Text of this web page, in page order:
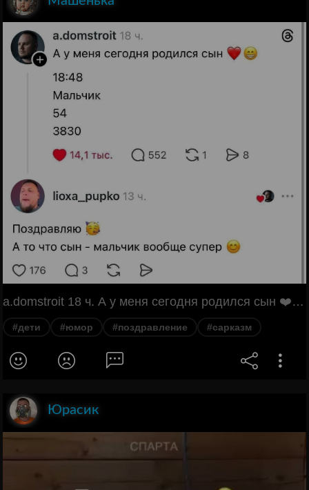
a.domstroit 18 ч. А у меня сегодня родился сын ❤️😊 18:48 Мальчик 54 3830 14,1 тыс. 552 1 8 lioxa_pupko 13 ч. Поздравляю 🥳 А то что сын - мальчик вообще супер 😊 176 3 8
#дети #юмор #поздравление #сарказм
Юрасик